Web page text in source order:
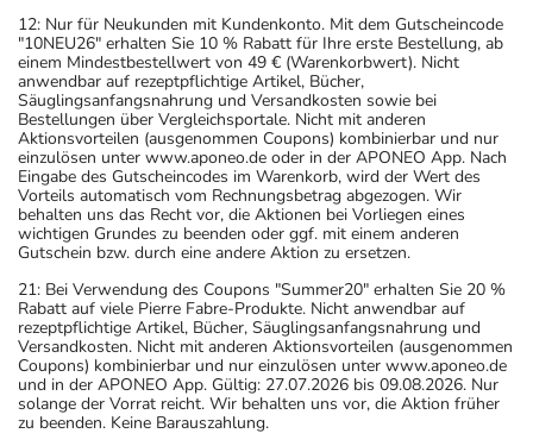
12: Nur für Neukunden mit Kundenkonto. Mit dem Gutscheincode
"10NEU26" erhalten Sie 10 % Rabatt für Ihre erste Bestellung, ab
einem Mindestbestellwert von 49 € (Warenkorbwert). Nicht
anwendbar auf rezeptpflichtige Artikel, Bücher,
Säuglingsanfangsnahrung und Versandkosten sowie bei
Bestellungen über Vergleichsportale. Nicht mit anderen
Aktionsvorteilen (ausgenommen Coupons) kombinierbar und nur
einzulösen unter www.aponeo.de oder in der APONEO App. Nach
Eingabe des Gutscheincodes im Warenkorb, wird der Wert des
Vorteils automatisch vom Rechnungsbetrag abgezogen. Wir
behalten uns das Recht vor, die Aktionen bei Vorliegen eines
wichtigen Grundes zu beenden oder ggf. mit einem anderen
Gutschein bzw. durch eine andere Aktion zu ersetzen.
21: Bei Verwendung des Coupons "Summer20" erhalten Sie 20 %
Rabatt auf viele Pierre Fabre-Produkte. Nicht anwendbar auf
rezeptpflichtige Artikel, Bücher, Säuglingsanfangsnahrung und
Versandkosten. Nicht mit anderen Aktionsvorteilen (ausgenommen
Coupons) kombinierbar und nur einzulösen unter www.aponeo.de
und in der APONEO App. Gültig: 27.07.2026 bis 09.08.2026. Nur
solange der Vorrat reicht. Wir behalten uns vor, die Aktion früher
zu beenden. Keine Barauszahlung.